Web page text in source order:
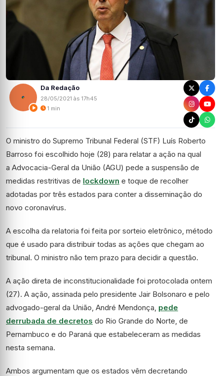
Da Redação
28/05/2021 às 17h45
1 min
O ministro do Supremo Tribunal Federal (STF) Luís Roberto
Barroso foi escolhido hoje (28) para relatar a ação na qual
a Advocacia-Geral da União (AGU) pede a suspensão de
medidas restritivas de lockdown e toque de recolher
adotadas por três estados para conter a disseminação do
novo coronavírus.
A escolha da relatoria foi feita por sorteio eletrônico, método
que é usado para distribuir todas as ações que chegam ao
tribunal. O ministro não tem prazo para decidir a questão.
A ação direta de inconstitucionalidade foi protocolada ontem
(27). A ação, assinada pelo presidente Jair Bolsonaro e pelo
advogado-geral da União, André Mendonça, pede
derrubada de decretos do Rio Grande do Norte, de
Pernambuco e do Paraná que estabeleceram as medidas
nesta semana.
Ambos argumentam que os estados vêm decretando